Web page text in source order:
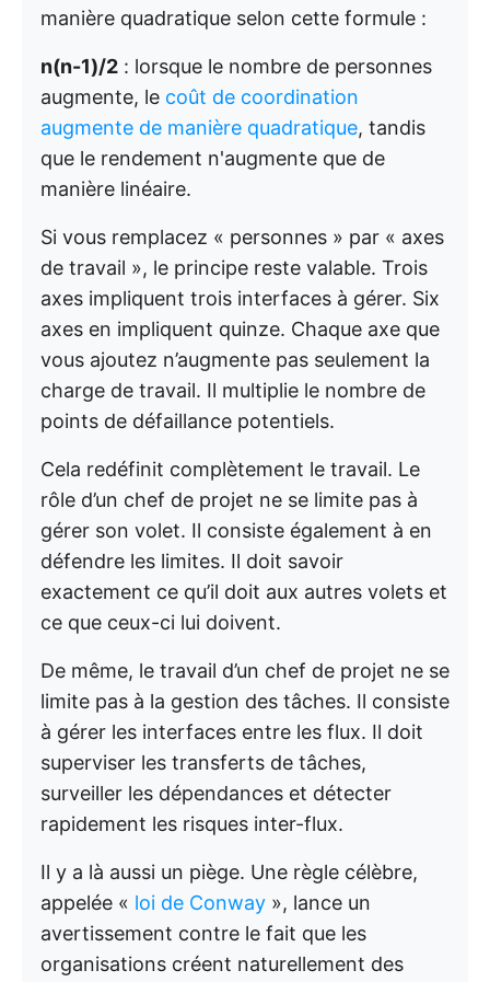
manière quadratique selon cette formule :
n(n-1)/2 : lorsque le nombre de personnes
augmente, le coût de coordination
augmente de manière quadratique, tandis
que le rendement n'augmente que de
manière linéaire.
Si vous remplacez « personnes » par « axes
de travail », le principe reste valable. Trois
axes impliquent trois interfaces à gérer. Six
axes en impliquent quinze. Chaque axe que
vous ajoutez n’augmente pas seulement la
charge de travail. Il multiplie le nombre de
points de défaillance potentiels.
Cela redéfinit complètement le travail. Le
rôle d’un chef de projet ne se limite pas à
gérer son volet. Il consiste également à en
défendre les limites. Il doit savoir
exactement ce qu’il doit aux autres volets et
ce que ceux-ci lui doivent.
De même, le travail d’un chef de projet ne se
limite pas à la gestion des tâches. Il consiste
à gérer les interfaces entre les flux. Il doit
superviser les transferts de tâches,
surveiller les dépendances et détecter
rapidement les risques inter-flux.
Il y a là aussi un piège. Une règle célèbre,
appelée « loi de Conway », lance un
avertissement contre le fait que les
organisations créent naturellement des